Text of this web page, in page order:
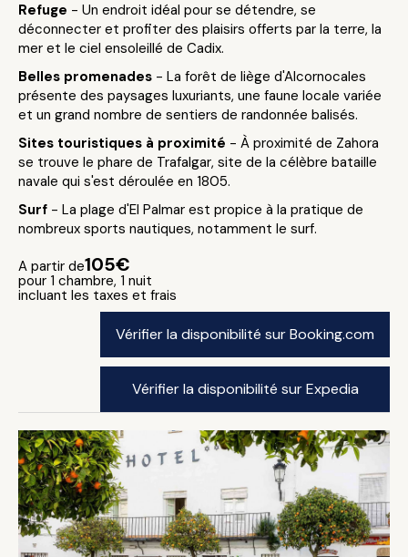
Refuge - Un endroit idéal pour se détendre, se
déconnecter et profiter des plaisirs offerts par la terre, la
mer et le ciel ensoleillé de Cadix.
Belles promenades - La forêt de liège d'Alcornocales
présente des paysages luxuriants, une faune locale variée
et un grand nombre de sentiers de randonnée balisés.
Sites touristiques à proximité - À proximité de Zahora
se trouve le phare de Trafalgar, site de la célèbre bataille
navale qui s'est déroulée en 1805.
Surf - La plage d'El Palmar est propice à la pratique de
nombreux sports nautiques, notamment le surf.
A partir de105€
pour 1 chambre, 1 nuit
incluant les taxes et frais
Vérifier la disponibilité sur Booking.com
Vérifier la disponibilité sur Expedia